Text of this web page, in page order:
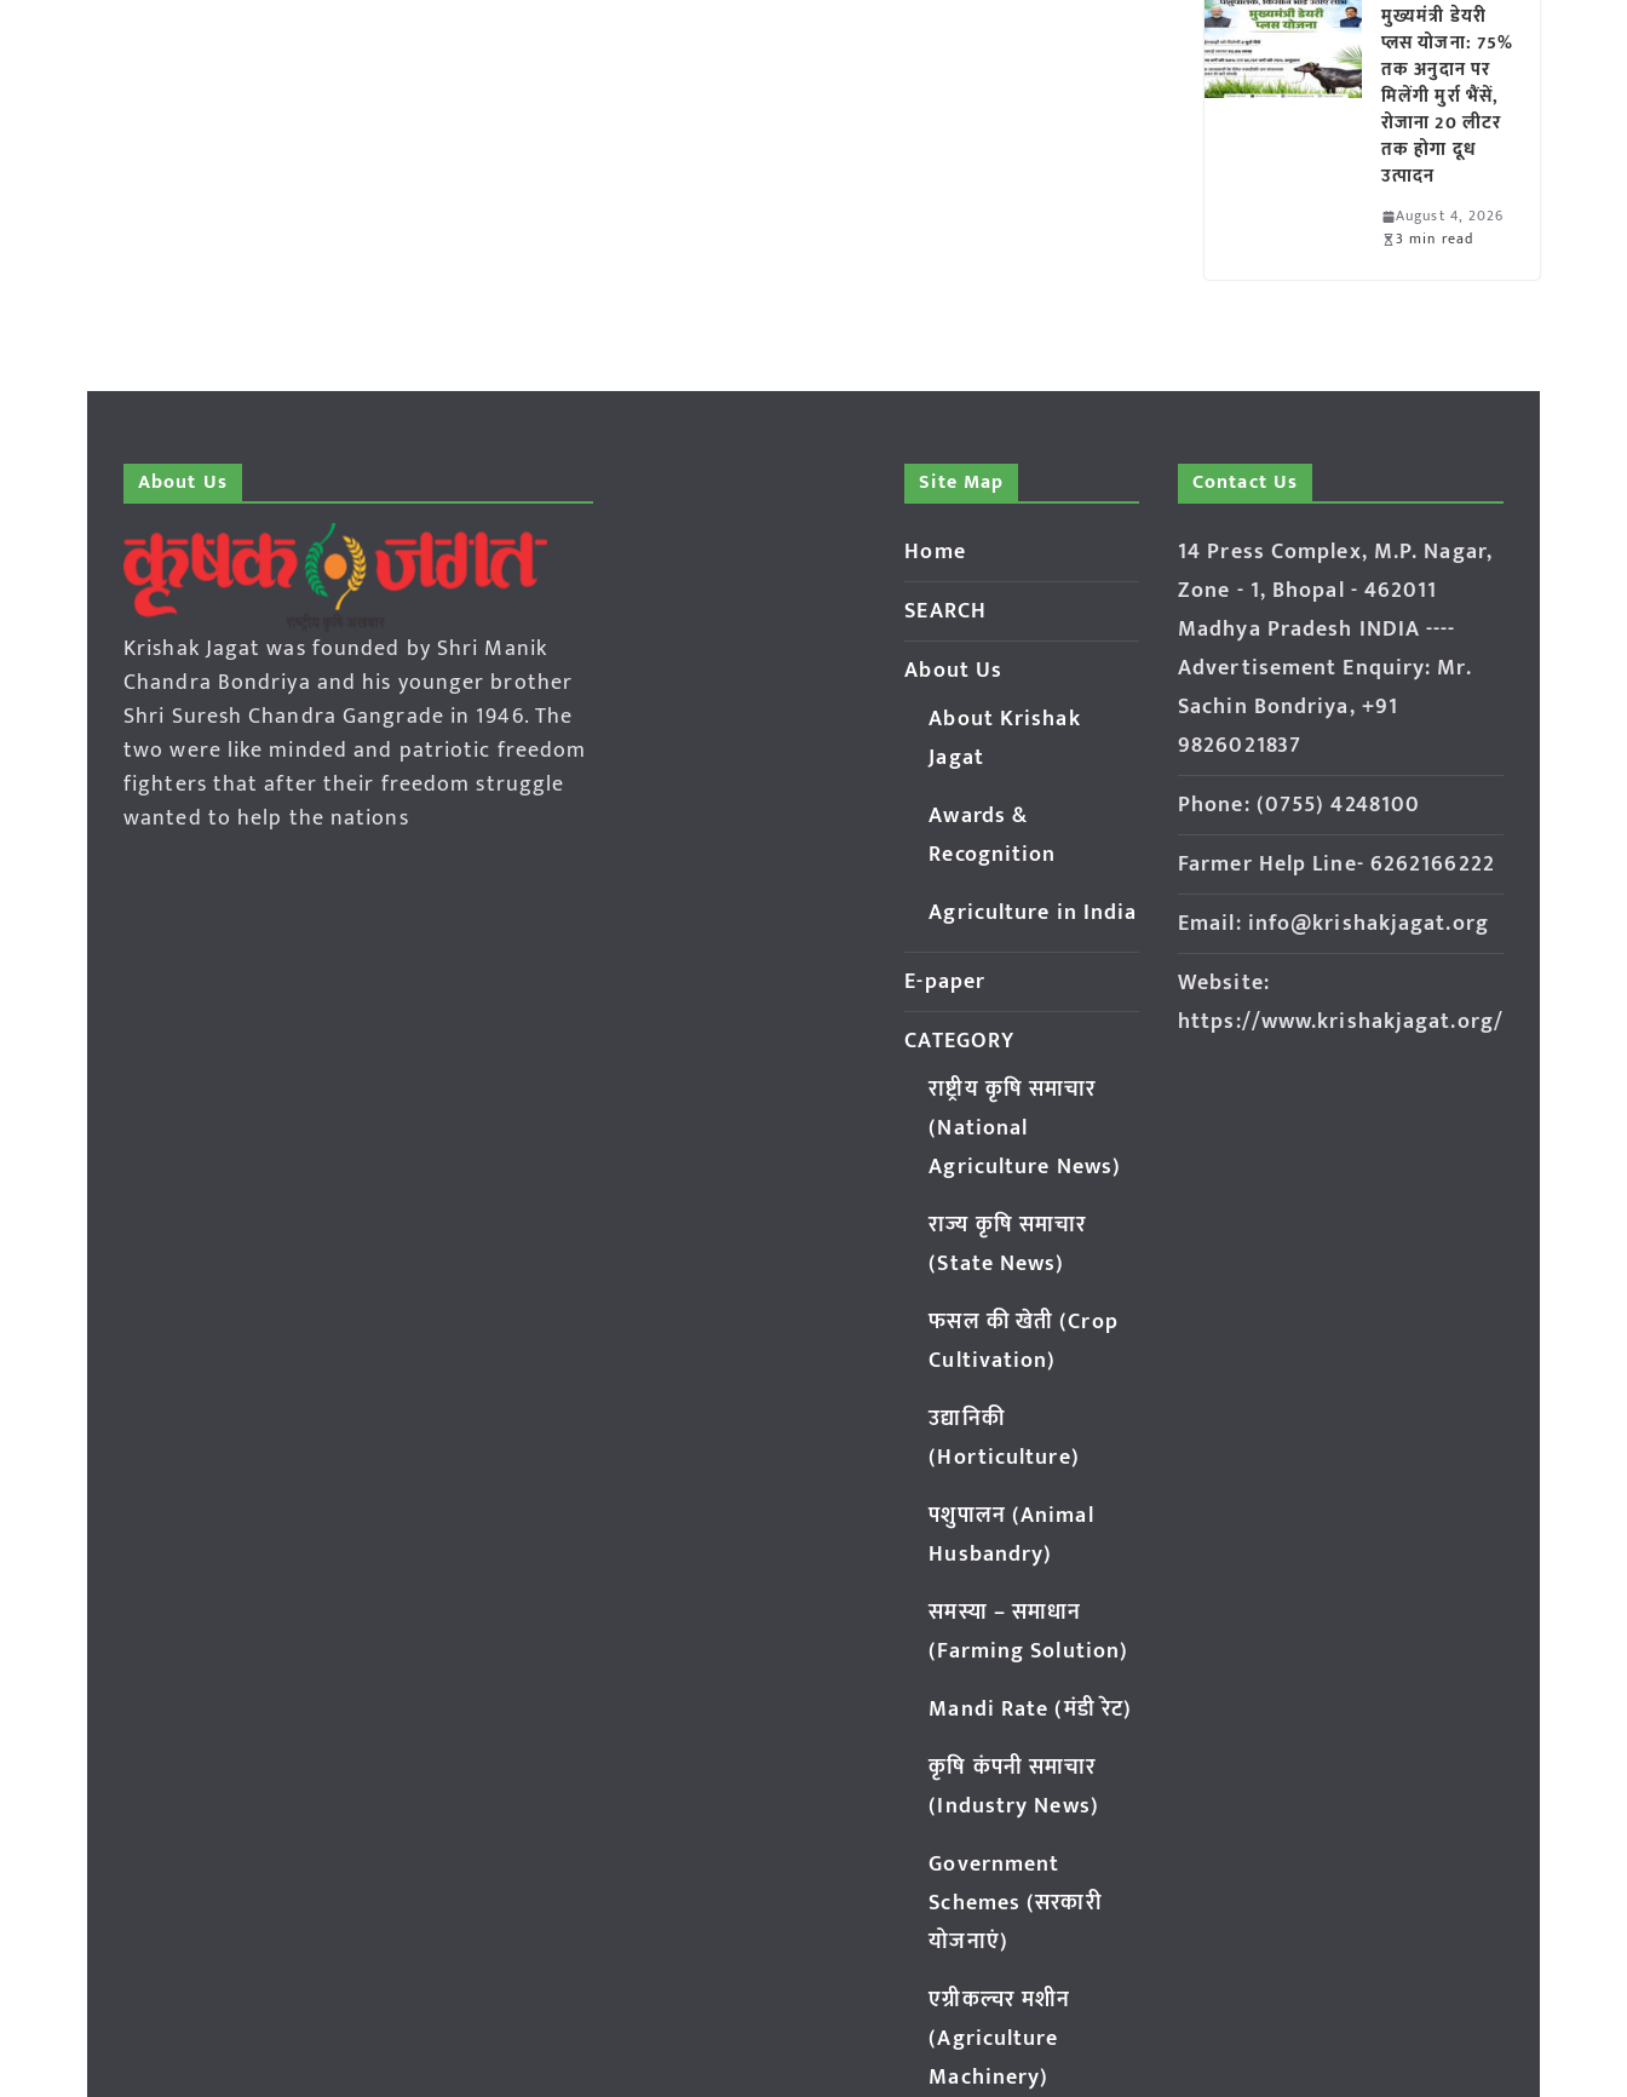
मुख्यमंत्री डेयरी
प्लस योजना: 75%
तक अनुदान पर
मिलेंगी मुर्रा भैंसें,
रोजाना 20 लीटर
तक होगा दूध
उत्पादन
August 4, 2026
3 min read
About Us
Krishak Jagat was founded by Shri Manik
Chandra Bondriya and his younger brother
Shri Suresh Chandra Gangrade in 1946. The
two were like minded and patriotic freedom
fighters that after their freedom struggle
wanted to help the nations
Site Map
Home
SEARCH
About Us
About Krishak
Jagat
Awards &
Recognition
Agriculture in India
E-paper
CATEGORY
राष्ट्रीय कृषि समाचार
(National
Agriculture News)
राज्य कृषि समाचार
(State News)
फसल की खेती (Crop
Cultivation)
उद्यानिकी
(Horticulture)
पशुपालन (Animal
Husbandry)
समस्या – समाधान
(Farming Solution)
Mandi Rate (मंडी रेट)
कृषि कंपनी समाचार
(Industry News)
Government
Schemes (सरकारी
योजनाएं)
एग्रीकल्चर मशीन
(Agriculture
Machinery)
Contact Us
14 Press Complex, M.P. Nagar,
Zone - 1, Bhopal - 462011
Madhya Pradesh INDIA ----
Advertisement Enquiry: Mr.
Sachin Bondriya, +91
9826021837
Phone: (0755) 4248100
Farmer Help Line- 6262166222
Email: info@krishakjagat.org
Website:
https://www.krishakjagat.org/